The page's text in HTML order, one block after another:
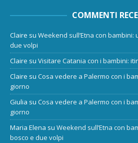
COMMENTI
Claire su Weekend sull’Etna con bambini:
due volpi
Claire su Visitare Catania con i bambini:
Claire su Cosa vedere a Palermo con i
giorno
Giulia su Cosa vedere a Palermo con i
giorno
Maria Elena su Weekend sull’Etna con
bosco e due volpi